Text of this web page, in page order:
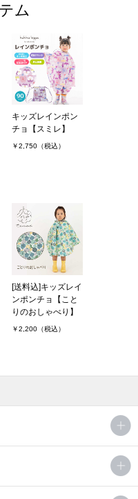
ム
キッズレインポン
チョ【スミレ】
￥2,750（税込）
[送料込]キッズレイ
ンポンチョ【こと
りのおしゃべり】
￥2,200（税込）